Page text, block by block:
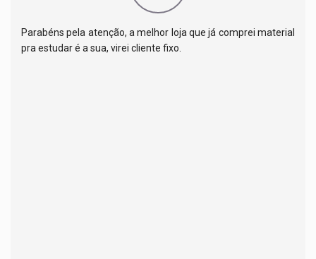
Parabéns pela atenção, a melhor loja que já comprei material
pra estudar é a sua, virei cliente fixo.